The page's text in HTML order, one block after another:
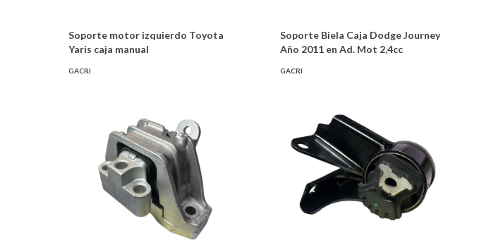
Soporte motor izquierdo Toyota
Yaris caja manual
GACRI
Soporte Biela Caja Dodge Journey
Año 2011 en Ad. Mot 2,4cc
GACRI